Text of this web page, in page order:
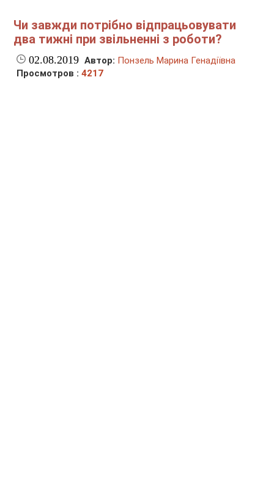
Чи завжди потрібно відпрацьовувати
два тижні при звільненні з роботи?
02.08.2019 Автор: Понзель Марина Генадіївна
Просмотров :4217